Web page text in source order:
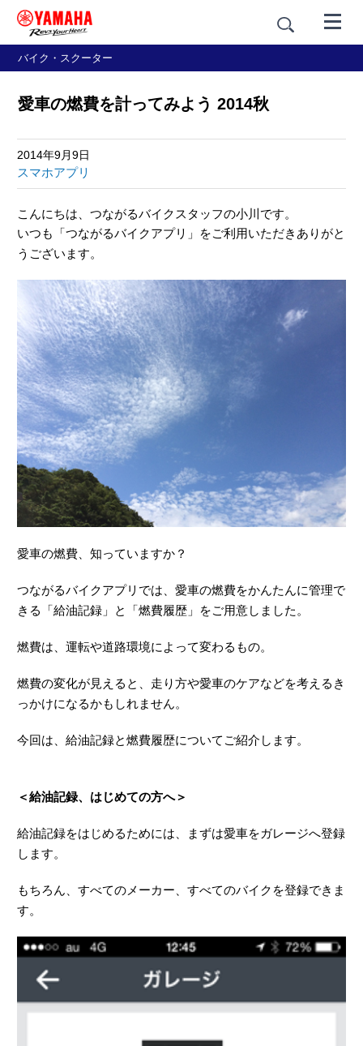
バイク・スクーター
愛車の燃費を計ってみよう 2014秋
2014年9月9日
スマホアプリ
こんにちは、つながるバイクスタッフの小川です。
いつも「つながるバイクアプリ」をご利用いただきありがと
うございます。
愛車の燃費、知っていますか？
つながるバイクアプリでは、愛車の燃費をかんたんに管理で
きる「給油記録」と「燃費履歴」をご用意しました。
燃費は、運転や道路環境によって変わるもの。
燃費の変化が見えると、走り方や愛車のケアなどを考えるき
っかけになるかもしれません。
今回は、給油記録と燃費履歴についてご紹介します。
＜給油記録、はじめての方へ＞
給油記録をはじめるためには、まずは愛車をガレージへ登録
します。
もちろん、すべてのメーカー、すべてのバイクを登録できま
す。